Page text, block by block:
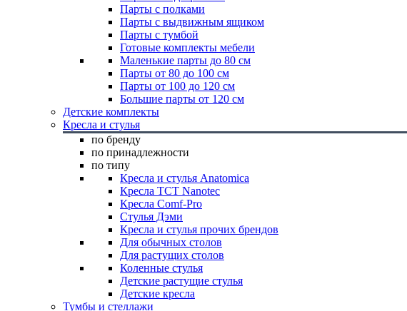
Парты с полками
Парты с выдвижным ящиком
Парты с тумбой
Готовые комплекты мебели
Маленькие парты до 80 см
Парты от 80 до 100 см
Парты от 100 до 120 см
Большие парты от 120 см
Детские комплекты
Кресла и стулья
по бренду
по принадлежности
по типу
Кресла и стулья Anatomica
Кресла TCT Nanotec
Кресла Comf-Pro
Стулья Дэми
Кресла и стулья прочих брендов
Для обычных столов
Для растущих столов
Коленные стулья
Детские растущие стулья
Детские кресла
Тумбы и стеллажи